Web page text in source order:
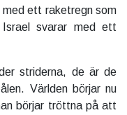
med ett raketregn som
Israel svarar med ett
striderna, de är de
Världen börjar nu
börjar tröttna på att